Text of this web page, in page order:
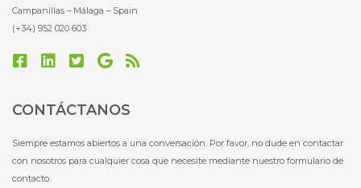
Campanillas – Málaga – Spain
(+34) 952 020 603
F
e
o
o
k
L
k
d
i
n
T
t
e
r
G
g
e
R
CONTÁCTANOS
Siempre estamos abiertos a una conversación. Por favor, no dude en contactar
con nosotros para cualquier cosa que necesite mediante nuestro formulario de
contacto.